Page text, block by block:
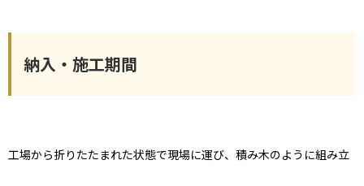
納入・施工期間
工場から折りたたまれた状態で現場に運び、積み木のように組み立